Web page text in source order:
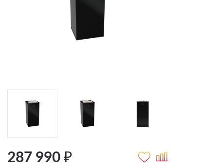
287 990 ₽